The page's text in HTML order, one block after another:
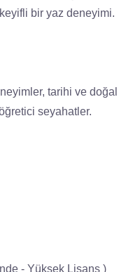
bir yaz deneyimi.
tarihi ve doğal
seyahatler.
- Yüksek Lisans )